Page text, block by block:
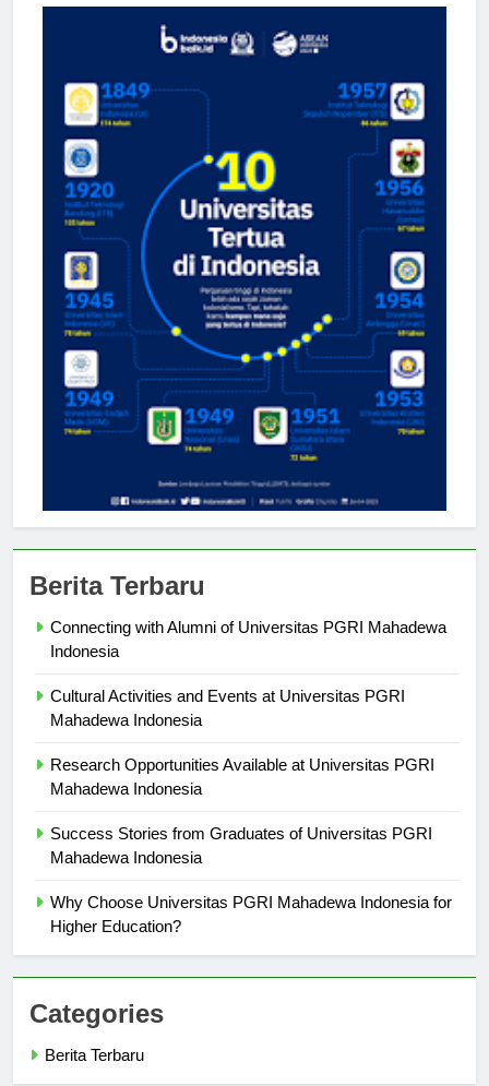
Berita Terbaru
Connecting with Alumni of Universitas PGRI Mahadewa
Indonesia
Cultural Activities and Events at Universitas PGRI
Mahadewa Indonesia
Research Opportunities Available at Universitas PGRI
Mahadewa Indonesia
Success Stories from Graduates of Universitas PGRI
Mahadewa Indonesia
Why Choose Universitas PGRI Mahadewa Indonesia for
Higher Education?
Categories
Berita Terbaru